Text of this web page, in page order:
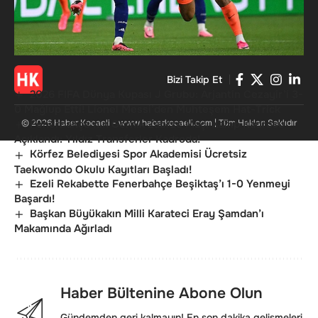
2026 FIFA Dünya Kupası J Grubu: Arjantin Cezayir’i 3-
0 Mağlup Etti! Lionel Messi’den Muhteşem Hat-Trick
Fenerbahçe’nin Gornik Zabrze Maçı Kamp Kadrosu
Açıklandı: Yıldız Transferler Kadroda!
Körfez Belediyesi Spor Akademisi Ücretsiz
Taekwondo Okulu Kayıtları Başladı!
Ezeli Rekabette Fenerbahçe Beşiktaş’ı 1-0 Yenmeyi
Başardı!
Başkan Büyükakın Milli Karateci Eray Şamdan’ı
Makamında Ağırladı
Haber Bültenine Abone Olun
KVKK Metni
Bizi Takip Et
© 2026 Haber Kocaeli - www.haberkocaeli.com | Tüm Hakları Saklıdır